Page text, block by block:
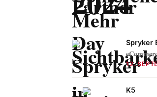
Spryker
12.
K5